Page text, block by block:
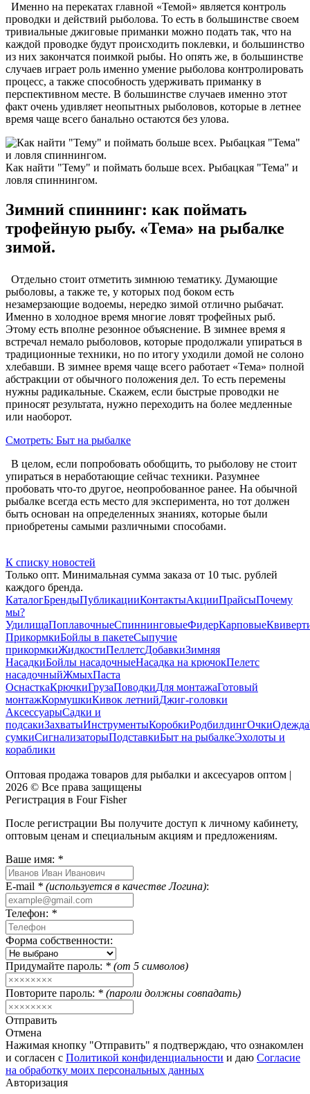
Именно на перекатах главной «Темой» является контроль
проводки и действий рыболова. То есть в большинстве своем
тривиальные джиговые приманки можно подать так, что на
каждой проводке будут происходить поклевки, и большинство
из них закончатся поимкой рыбы. Но опять же, в большинстве
случаев играет роль именно умение рыболова контролировать
процесс, а также способность удерживать приманку в
перспективном месте. В большинстве случаев именно этот
факт очень удивляет неопытных рыболовов, которые в летнее
время чаще всего банально остаются без улова.
Как найти "Тему" и поймать больше всех. Рыбацкая "Тема" и
ловля спиннингом.
Зимний спиннинг: как поймать
трофейную рыбу. «Тема» на рыбалке
зимой.
Отдельно стоит отметить зимнюю тематику. Думающие
рыболовы, а также те, у которых под боком есть
незамерзающие водоемы, нередко зимой отлично рыбачат.
Именно в холодное время многие ловят трофейных рыб.
Этому есть вполне резонное объяснение. В зимнее время я
встречал немало рыболовов, которые продолжали упираться в
традиционные техники, но по итогу уходили домой не солоно
хлебавши. В зимнее время чаще всего работает «Тема» полной
абстракции от обычного положения дел. То есть перемены
нужны радикальные. Скажем, если быстрые проводки не
приносят результата, нужно переходить на более медленные
или наоборот.
Смотреть: Быт на рыбалке
В целом, если попробовать обобщить, то рыболову не стоит
упираться в неработающие сейчас техники. Разумнее
пробовать что-то другое, неопробованное ранее. На обычной
рыбалке всегда есть место для эксперимента, но тот должен
быть основан на определенных знаниях, которые были
приобретены самыми различными способами.
К списку новостей
Только опт. Минимальная сумма заказа от 10 тыс. рублей
каждого бренда.
КаталогБрендыПубликацииКонтактыАкцииПрайсыПочему
мы?
УдилищаПоплавочныеСпиннинговыеФидерКарповые
ПрикормкиБойлы в пакетеСыпучие
прикормкиЖидкостиПеллетсДобавкиЗимняя
НасадкиБойлы насадочныеНасадка на крючокПелетс
насадочныйЖмыхПаста
ОснасткаКрючкиГрузаПоводкиДля монтажаГотовый
монтажКормушкиКивок летнийДжиг-головки
АксессуарыСадки и
подсакиЗахватыИнструментыКоробкиРодбилдингОчкиОдежда
сумкиСигнализаторыПодставкиБыт на рыбалкеЭхолоты и
кораблики
Оптовая продажа товаров для рыбалки и аксесуаров оптом |
2026 © Все права защищены
Регистрация в Four Fisher
После регистрации Вы получите доступ к личному кабинету,
оптовым ценам и специальным акциям и предложениям.
Ваше имя: *
E-mail * (используется в качестве Логина):
Телефон: *
Форма собственности:
Придумайте пароль: * (от 5 символов)
Повторите пароль: * (пароли должны совпадать)
Отправить
Отмена
Нажимая кнопку "Отправить" я подтверждаю, что ознакомлен
и согласен с Политикой конфиденциальности и даю Согласие
на обработку моих персональных данных
Авторизация